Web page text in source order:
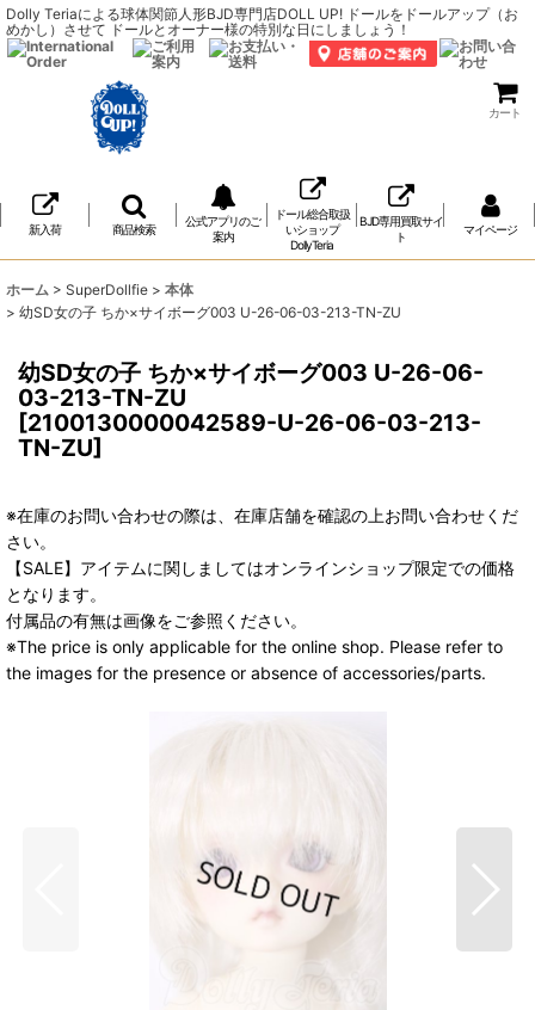
Dolly Teriaによる球体関節人形BJD専門店DOLL UP! ドールをドールアップ（お
めかし）させて ドールとオーナー様の特別な日にしましょう！
カート
新入荷 商品検索
公式アプリのご
案内
ドール総合取扱
いショップ
DollyTeria
BJD専用買取サイ
ト
マイページ
ホーム > SuperDollfie > 本体
> 幼SD女の子 ちか×サイボーグ003 U-26-06-03-213-TN-ZU
幼SD女の子 ちか×サイボーグ003 U-26-06-
03-213-TN-ZU
[2100130000042589-U-26-06-03-213-
TN-ZU]
※在庫のお問い合わせの際は、在庫店舗を確認の上お問い合わせくだ
さい。
【SALE】アイテムに関しましてはオンラインショップ限定での価格
となります。
付属品の有無は画像をご参照ください。
※The price is only applicable for the online shop. Please refer to
the images for the presence or absence of accessories/parts.